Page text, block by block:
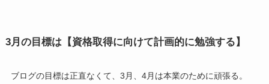
3月の目標は【資格取得に向けて計画的に勉強する】
ブログの目標は正直なくて、3月、4月は本業のために頑張る。